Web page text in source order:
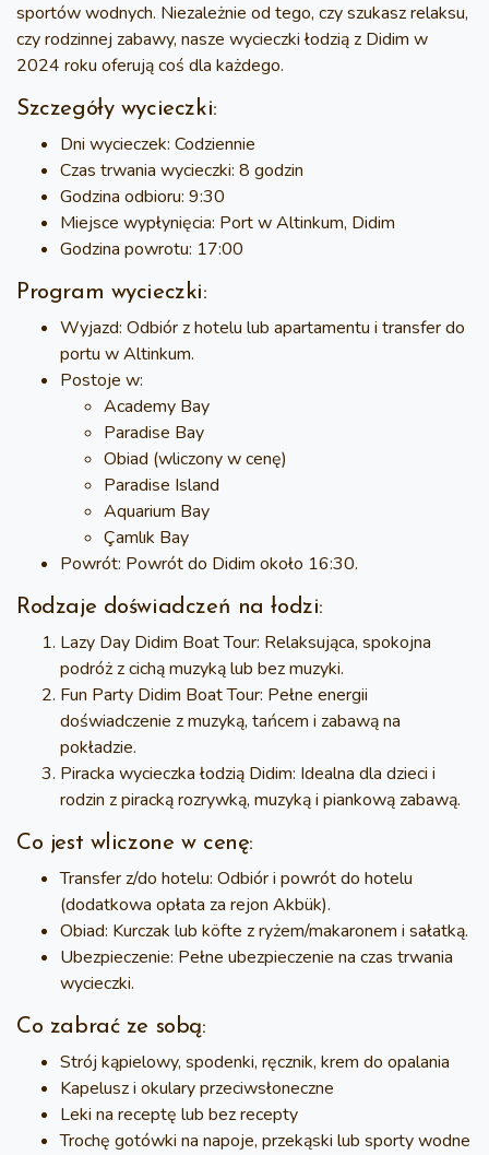
sportów wodnych. Niezależnie od tego, czy szukasz relaksu,
czy rodzinnej zabawy, nasze wycieczki łodzią z Didim w
2024 roku oferują coś dla każdego.
Szczegóły wycieczki:
Dni wycieczek: Codziennie
Czas trwania wycieczki: 8 godzin
Godzina odbioru: 9:30
Miejsce wypłynięcia: Port w Altinkum, Didim
Godzina powrotu: 17:00
Program wycieczki:
Wyjazd: Odbiór z hotelu lub apartamentu i transfer do
portu w Altinkum.
Postoje w:
Academy Bay
Paradise Bay
Obiad (wliczony w cenę)
Paradise Island
Aquarium Bay
Çamlık Bay
Powrót: Powrót do Didim około 16:30.
Rodzaje doświadczeń na łodzi:
Lazy Day Didim Boat Tour: Relaksująca, spokojna
podróż z cichą muzyką lub bez muzyki.
Fun Party Didim Boat Tour: Pełne energii
doświadczenie z muzyką, tańcem i zabawą na
pokładzie.
Piracka wycieczka łodzią Didim: Idealna dla dzieci i
rodzin z piracką rozrywką, muzyką i piankową zabawą.
Co jest wliczone w cenę:
Transfer z/do hotelu: Odbiór i powrót do hotelu
(dodatkowa opłata za rejon Akbük).
Obiad: Kurczak lub köfte z ryżem/makaronem i sałatką.
Ubezpieczenie: Pełne ubezpieczenie na czas trwania
wycieczki.
Co zabrać ze sobą:
Strój kąpielowy, spodenki, ręcznik, krem do opalania
Kapelusz i okulary przeciwsłoneczne
Leki na receptę lub bez recepty
Trochę gotówki na napoje, przekąski lub sporty wodne